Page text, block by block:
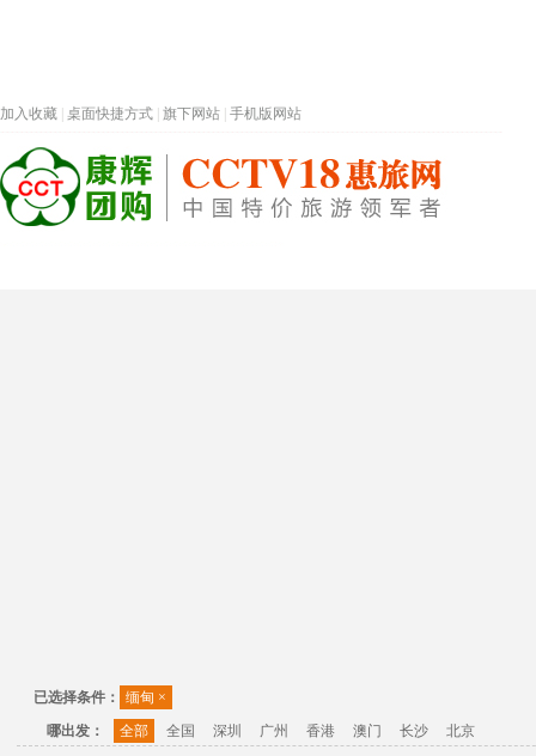
加入收藏 桌面快捷方式 旗下网站 手机版网站
已选择条件： 缅甸 ×
哪出发：
全部 全国 深圳 广州 香港 澳门 长沙 北京